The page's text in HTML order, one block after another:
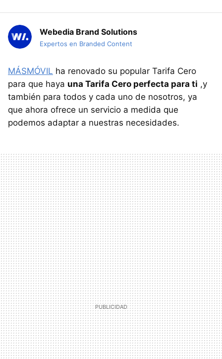
Webedia Brand Solutions
Expertos en Branded Content
MÁSMÓVIL ha renovado su popular Tarifa Cero
para que haya una Tarifa Cero perfecta para ti ,y
también para todos y cada uno de nosotros, ya
que ahora ofrece un servicio a medida que
podemos adaptar a nuestras necesidades.